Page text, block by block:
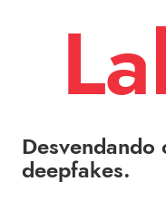
deepfakes.